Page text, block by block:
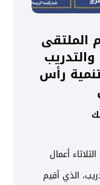
الملتقى
والتدريب
رأس
أعمال
الذي أقيم